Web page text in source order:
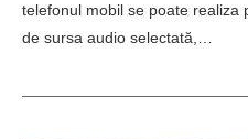
telefonul mobil se poate realiza
de sursa audio selectată,…